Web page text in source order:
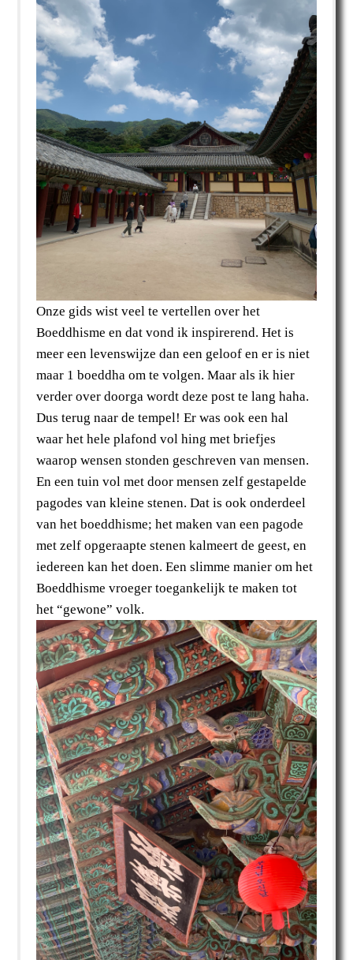
Onze gids wist veel te vertellen over het
Boeddhisme en dat vond ik inspirerend. Het is
meer een levenswijze dan een geloof en er is niet
maar 1 boeddha om te volgen. Maar als ik hier
verder over doorga wordt deze post te lang haha.
Dus terug naar de tempel! Er was ook een hal
waar het hele plafond vol hing met briefjes
waarop wensen stonden geschreven van mensen.
En een tuin vol met door mensen zelf gestapelde
pagodes van kleine stenen. Dat is ook onderdeel
van het boeddhisme; het maken van een pagode
met zelf opgeraapte stenen kalmeert de geest, en
iedereen kan het doen. Een slimme manier om het
Boeddhisme vroeger toegankelijk te maken tot
het “gewone” volk.